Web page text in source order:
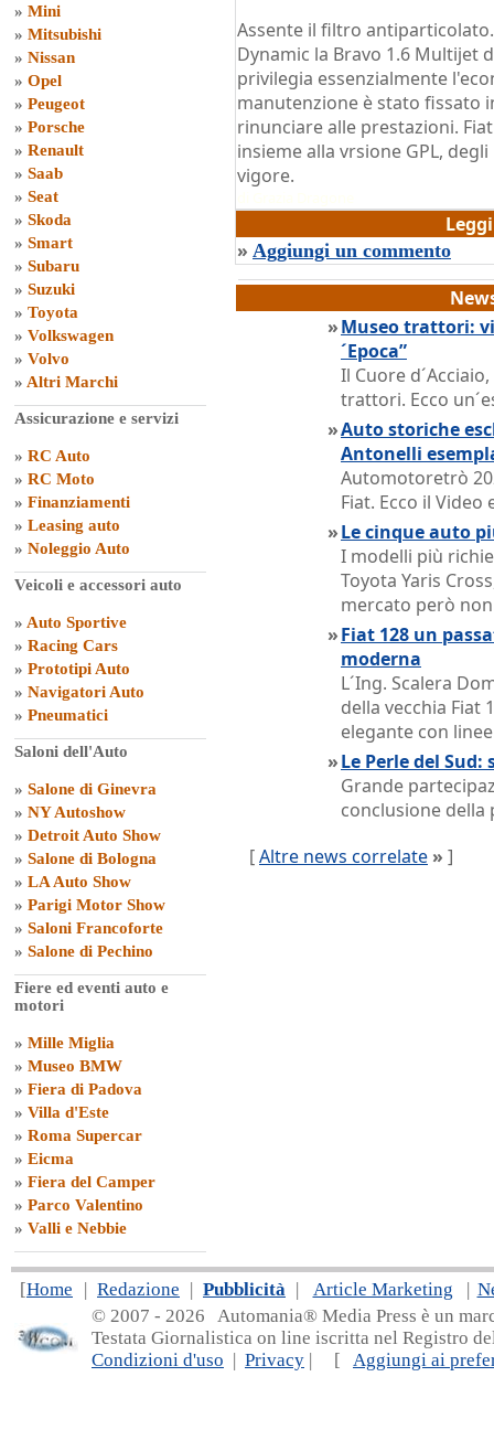
» Mini
» Mitsubishi
» Nissan
» Opel
» Peugeot
» Porsche
» Renault
» Saab
» Seat
» Skoda
» Smart
» Subaru
» Suzuki
» Toyota
» Volkswagen
» Volvo
» Altri Marchi
Assicurazione e servizi
» RC Auto
» RC Moto
» Finanziamenti
» Leasing auto
» Noleggio Auto
Veicoli e accessori auto
» Auto Sportive
» Racing Cars
» Prototipi Auto
» Navigatori Auto
» Pneumatici
Saloni dell'Auto
» Salone di Ginevra
» NY Autoshow
» Detroit Auto Show
» Salone di Bologna
» LA Auto Show
» Parigi Motor Show
» Saloni Francoforte
» Salone di Pechino
Fiere ed eventi auto e
motori
» Mille Miglia
» Museo BMW
» Fiera di Padova
» Villa d'Este
» Roma Supercar
» Eicma
» Fiera del Camper
» Parco Valentino
» Valli e Nebbie
Assente il filtro
Dynamic la Bravo 1.6 Multijet
privilegia essenzialmente
manutenzione è stato fissato
rinunciare alle prestazioni.
insieme alla vrsione GPL,
vigore.
» Aggiungi un commento
»Museo trattori:
´Epoca”
Il Cuore
trattori. Ecco
»Auto storiche
Antonelli
Automotoretrò
Fiat. Ecco il
»Le cinque auto
I modelli più
Toyota Yaris
mercato però
»Fiat 128 un
moderna
L´Ing. Scalera
della vecchia Fiat
elegante con
»Le Perle del
Grande
conclusione della
[Altre news correlate » ]
[Home | Redazione | Pubblicità | Article Marketing |
© 2007 - 2026 Automania® Media Press è un
Testata Giornalistica on line iscritta nel Registro
Condizioni d'uso | Privacy | [ Aggiungi ai